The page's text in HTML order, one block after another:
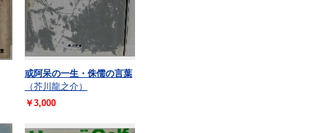
或阿呆の一生・侏儒の言葉
（芥川龍之介）
￥3,000